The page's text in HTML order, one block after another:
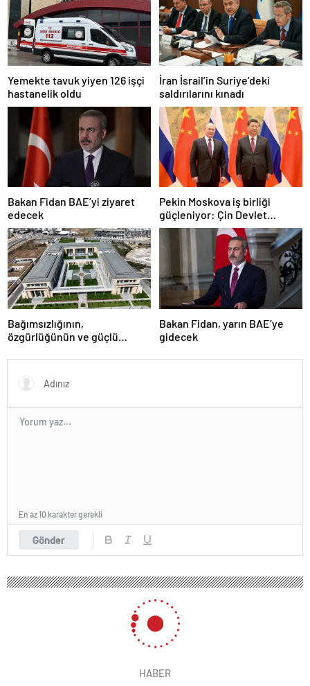
Yemekte tavuk yiyen 126 işçi
hastanelik oldu
İran İsrail’in Suriye’deki
saldırılarını kınadı
Bakan Fidan BAE’yi ziyaret
edecek
Pekin Moskova iş birliği
güçleniyor: Çin Devlet
Başkanı Zafer Günü için
Rusya’da olacak
Bağımsızlığının,
özgürlüğünün ve güçlü
Türkiye’den Yavru Vatan’a dev
eserler…
Bakan Fidan, yarın BAE’ye
gidecek
Gönder
En az 10 karakter gerekli
HABER